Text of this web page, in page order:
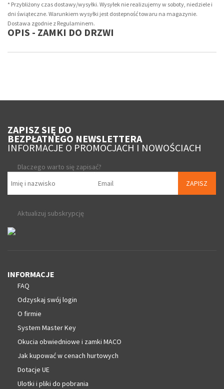
* Przybliżony czas dostawy/wysyłki. Wysyłek nie realizujemy w soboty, niedziele i
dni świąteczne. Warunkiem wysyłki jest dostepność towaru na magazynie.
Dostawa zgodnie z Regulaminem.
OPIS - ZAMKI DO DRZWI
ZAPISZ SIĘ DO
BEZPŁATNEGO NEWSLETTERA
INFORMACJE O PROMOCJACH I NOWOŚCIACH
Dlaczego warto się zapisać?
ZAPISZ
Aktualizuj subskrypcję
INFORMACJE
FAQ
Odzyskaj swój login
O firmie
System Master Key
Okucia obwiedniowe i zamki MACO
Jak kupować w cenach hurtowych
Dotacje UE
Ulotki i pliki do pobrania